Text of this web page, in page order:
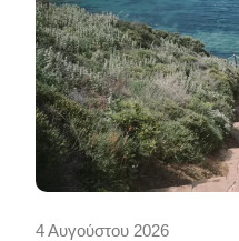
4 Αυγούστου 2026